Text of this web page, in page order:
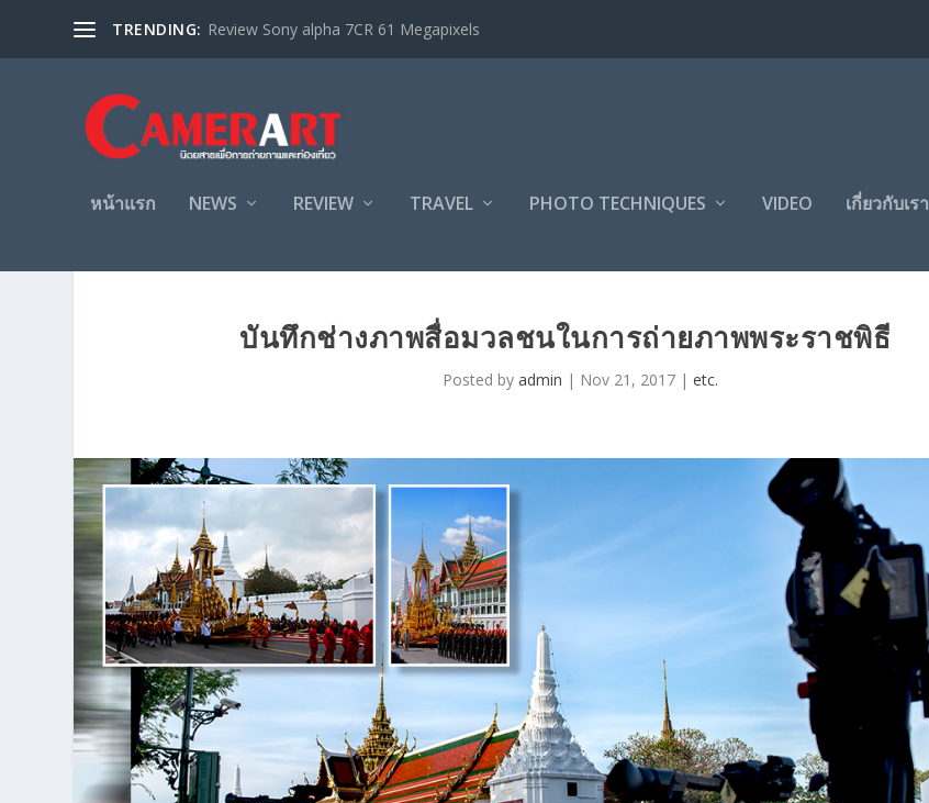
TRENDING: Review Sony alpha 7CR 61 Megapixels
หน้าแรก NEWS REVIEW TRAVEL PHOTO TECHNIQUES VIDEO เกี่ยวกับเรา
บันทึกช่างภาพสื่อมวลชนในการถ่ายภาพพระราชพิธี
Posted byadmin | Nov 21, 2017 |etc.